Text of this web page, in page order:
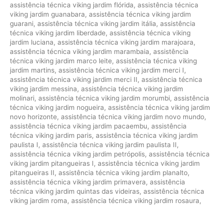
assistência técnica viking jardim flórida, assistência técnica
viking jardim guanabara, assistência técnica viking jardim
guarani, assistência técnica viking jardim itália, assistência
técnica viking jardim liberdade, assistência técnica viking
jardim luciana, assistência técnica viking jardim marajoara,
assistência técnica viking jardim marambaia, assistência
técnica viking jardim marco leite, assistência técnica viking
jardim martins, assistência técnica viking jardim merci I,
assistência técnica viking jardim merci II, assistência técnica
viking jardim messina, assistência técnica viking jardim
molinari, assistência técnica viking jardim morumbi, assistência
técnica viking jardim nogueira, assistência técnica viking jardim
novo horizonte, assistência técnica viking jardim novo mundo,
assistência técnica viking jardim pacaembu, assistência
técnica viking jardim paris, assistência técnica viking jardim
paulista I, assistência técnica viking jardim paulista II,
assistência técnica viking jardim petrópolis, assistência técnica
viking jardim pitangueiras I, assistência técnica viking jardim
pitangueiras II, assistência técnica viking jardim planalto,
assistência técnica viking jardim primavera, assistência
técnica viking jardim quintas das videiras, assistência técnica
viking jardim roma, assistência técnica viking jardim rosaura,